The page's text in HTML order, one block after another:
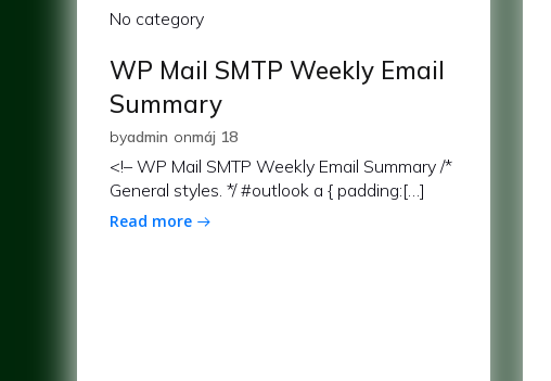
No category
WP Mail SMTP Weekly Email
Summary
byadmin onmáj 18
<!– WP Mail SMTP Weekly Email Summary /*
General styles. */ #outlook a { padding:[…]
Read more